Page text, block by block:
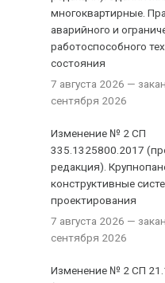
многоквартирные.
аварийного и
работоспособного
состояния
7 августа 2026 —
сентября 2026
Изменение № 2 СП
335.1325800.2017
редакция).
конструктивные
проектирования
7 августа 2026 —
сентября 2026
Изменение № 2 СП